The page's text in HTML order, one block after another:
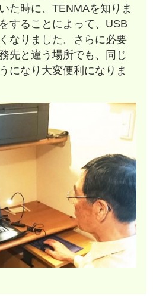
た時に、TENMAを知りま
することによって、USB
なりました。さらに必要
先と違う場所でも、同じ
になり大変便利になりま